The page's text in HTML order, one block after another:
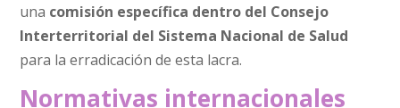
una comisión específica dentro del Consejo
Interterritorial del Sistema Nacional de Salud
para la erradicación de esta lacra.
Normativas internacionales